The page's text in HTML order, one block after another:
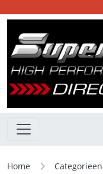
Home Categorieen